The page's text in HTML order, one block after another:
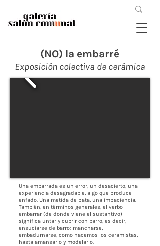
(NO) la embarré
Exposición colectiva de cerámica
Una embarrada es un error, un desacierto, una
experiencia desagradable, algo que produce
enfado. Una metida de pata, una impaciencia.
También, en términos generales, el verbo
embarrar (de donde viene el sustantivo)
significa untar y cubrir con barro, es decir,
ensuciarse de barro: mancharse,
embadurnarse, como hacemos los ceramistas,
hasta amansarlo y modelarlo.